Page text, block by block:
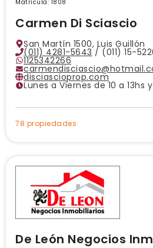
Carmen Di Sciascio
San Martín 1500, Luis Guillón
(011) 4281-5643 / (011) 15-
1125342266
disciascioprop.com
Lunes a Viernes de 10 a 13hs
Matrícula: 1808
78 propiedades
De León Negocios